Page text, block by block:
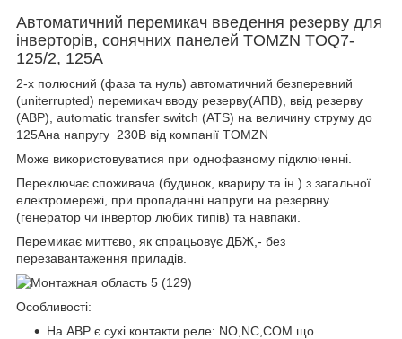
Автоматичний перемикач введення резерву для
інверторів, сонячних панелей TOMZN TOQ7-
125/2, 125А
2-х полюсний (фаза та нуль) автоматичний безперевний
(uniterrupted) перемикач вводу резерву(АПВ), ввід резерву
(АВР), automatic transfer switch (ATS) на величину струму до
125Ана напругу 230В від компанії TOMZN
Може використовуватися при однофазному підключенні.
Переключає споживача (будинок, квариру та ін.) з загальної
електромережі, при пропаданні напруги на резервну
(генератор чи інвертор любих типів) та навпаки.
Перемикає миттєво, як спрацьовує ДБЖ,- без
перезавантаження приладів.
Особливості:
На АВР є сухі контакти реле: NO,NC,COM що